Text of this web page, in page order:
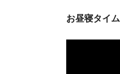
お昼寝タイ